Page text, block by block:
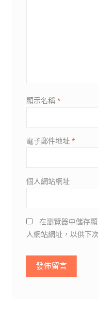
顯示名稱 *
電子郵件地址 *
個人網站網址
在瀏覽器中儲存
人網站網址，以供下